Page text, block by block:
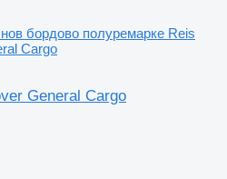
нов бордово полуремарке Reis
Cargo
General Cargo